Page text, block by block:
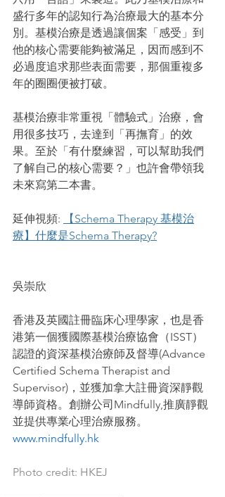
盛行多年的認知行為治療最大的基本分
別。基模治療是透過讓個案「感受」到
他的核心需要能夠被滿足，因而感到不
必過度追求那些表面需要，那個重複多
年的圈圈便被打破。
基模治療非常重視「體驗式」治療，會
用很多技巧，去達到「再撫育」的效
果。至於「有什麼練習，可以幫助我們
了解自己的核心需要？」也許會帶領我
未來寫第二本書。
延伸視頻:
【Schema Therapy 基模治
療】什麼是Schema Therapy?
吳崇欣
香港及英國註冊臨床心理學家，也是香
港第一個獲國際基模治療協會（ISST）
認證的資深基模治療師及督導(Advance
Certified Schema Therapist and
Supervisor)，並獲加拿大註冊資深靜觀
導師資格。創辦公司Mindfully,推廣靜觀
並提供專業心理治療服務。
www.mindfully.hk
Photo credit: HKEJ